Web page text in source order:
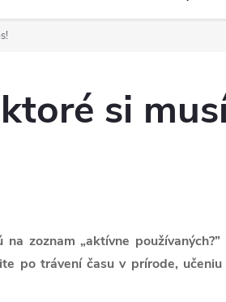
si
zoznam „aktívne
po trávení času v prírode,